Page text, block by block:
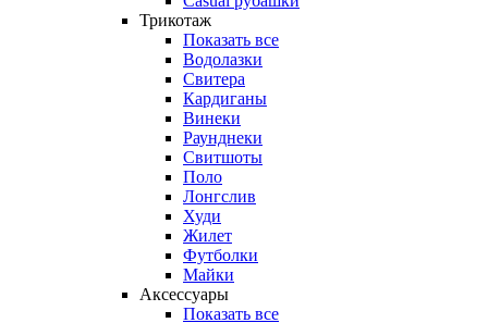
Трикотаж
Показать все
Водолазки
Свитера
Кардиганы
Винеки
Раунднеки
Свитшоты
Поло
Лонгслив
Худи
Жилет
Футболки
Майки
Аксессуары
Показать все